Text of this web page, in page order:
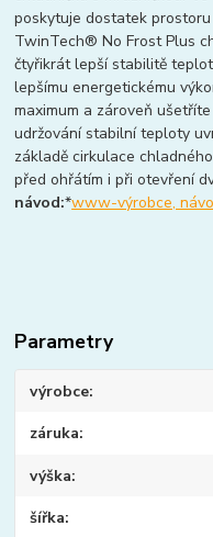
poskytuje dostatek
TwinTech® No Frost Plus
čtyřikrát lepší stabilitě
lepšímu energetickému
maximum a zároveň
udržování stabilní teploty
základě cirkulace
před ohřátím i při otevření
návod:*www-výrobce,
Parametry
výrobce
záruka
výška
šířka